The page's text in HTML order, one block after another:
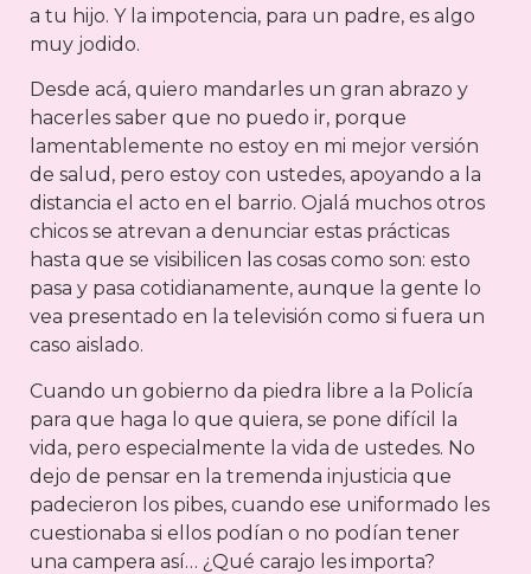
a tu hijo. Y la impotencia, para un padre, es algo
muy jodido.
Desde acá, quiero mandarles un gran abrazo y
hacerles saber que no puedo ir, porque
lamentablemente no estoy en mi mejor versión
de salud, pero estoy con ustedes, apoyando a la
distancia el acto en el barrio. Ojalá muchos otros
chicos se atrevan a denunciar estas prácticas
hasta que se visibilicen las cosas como son: esto
pasa y pasa cotidianamente, aunque la gente lo
vea presentado en la televisión como si fuera un
caso aislado.
Cuando un gobierno da piedra libre a la Policía
para que haga lo que quiera, se pone difícil la
vida, pero especialmente la vida de ustedes. No
dejo de pensar en la tremenda injusticia que
padecieron los pibes, cuando ese uniformado les
cuestionaba si ellos podían o no podían tener
una campera así… ¿Qué carajo les importa?